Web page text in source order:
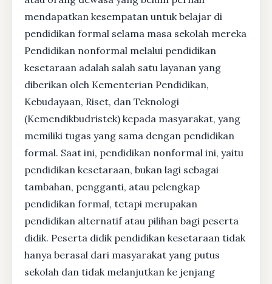
mendapatkan kesempatan untuk belajar di
pendidikan formal selama masa sekolah mereka
Pendidikan nonformal melalui pendidikan
kesetaraan adalah salah satu layanan yang
diberikan oleh Kementerian Pendidikan,
Kebudayaan, Riset, dan Teknologi
(Kemendikbudristek) kepada masyarakat, yang
memiliki tugas yang sama dengan pendidikan
formal. Saat ini, pendidikan nonformal ini, yaitu
pendidikan kesetaraan, bukan lagi sebagai
tambahan, pengganti, atau pelengkap
pendidikan formal, tetapi merupakan
pendidikan alternatif atau pilihan bagi peserta
didik. Peserta didik pendidikan kesetaraan tidak
hanya berasal dari masyarakat yang putus
sekolah dan tidak melanjutkan ke jenjang